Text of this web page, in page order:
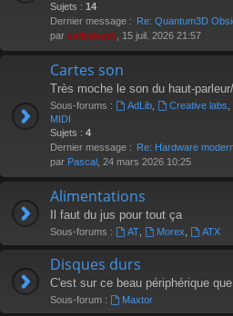
Sujets : 14
Dernier message : Re: Quantum3D
par eviledeath , 15 juil. 2026 21:57
Cartes son
Très moche le son du haut-
Sous-forums : AdLib, Creative labs
MIDI
Sujets : 4
Dernier message : Re: Hardware
par Pascal , 24 mars 2026 10:25
Alimentations
Il faut du jus pour tout ça
Sous-forums : AT, Morex ATX
Disques durs
C'est sur ce beau périphérique
Sous-forum : Maxtor